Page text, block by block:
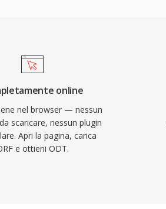
online
nel browser — nessun
scaricare, nessun plugin
Apri la pagina, carica
e ottieni ODT.